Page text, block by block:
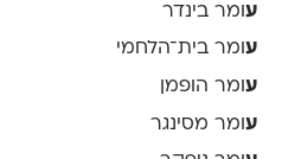
ע ומר בינדר
עומר בית־הלחמי
ע ומר הופמן
עומר מסינגר